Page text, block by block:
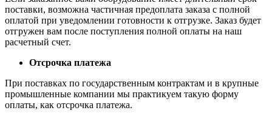
поставки, возможна частичная предоплата заказа с полной
оплатой при уведомлении готовности к отгрузке. Заказ будет
отгружен вам после поступления полной оплаты на наш
расчетный счет.
Отсрочка платежа
При поставках по государственным контрактам и в крупные
промышленные компании мы практикуем такую форму
оплаты, как отсрочка платежа.